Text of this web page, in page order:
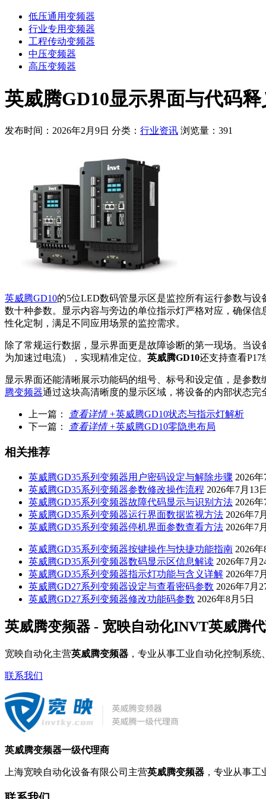
低压通用变频器
行业专用变频器
工程传动变频器
中压变频器
高压变频器
英威腾GD10显示界面与代码释
发布时间：2026年2月9日 分类： 行业资讯 浏览量：391
英威腾GD10的5位LED数码管显示区是监控所有运行参数与
数十种参数。显示内容与旁边的单位指示灯严格对应，确保信
性化定制，满足不同应用场景的监控需求。
除了常规运行数据，显示界面更是故障诊断的第一现场。当
为加速过电流），实现精准定位。 英威腾GD10还支持查看
显示界面还能清晰展示功能码的组号、标号和设定值，是参
腾变频器通过这块高清晰度的显示区域，将设备的内部状态
上一篇： 查看详情 +英威腾GD10状态与指示灯解析
下一篇：
查看详情 +英威腾GD10零隐患布局
相关推荐
英威腾GD35系列变频器用户密码设定与解除步骤 2026
英威腾GD35系列变频器参数修改操作流程 2026年7月13
英威腾GD35系列变频器故障代码显示与识别方法 2026
英威腾GD35系列变频器运行界面数据监视方法 2026年7
英威腾GD35系列变频器停机界面参数查看方法 2026年7
英威腾GD35系列变频器按键操作与快捷功能指南 2026
英威腾GD35系列变频器数码显示区信息解读 2026年7月
英威腾GD35系列变频器指示灯功能与含义详解 2026年7
英威腾GD27系列变频器设定与查看密码参数 2026年7月
英威腾GD27系列变频器修改功能码参数 2026年8月5日
英威腾变频器 - 宽映自动化INVT英威腾
宽映自动化主营英威腾变频器 ，专业从事工业自动化控制系
联系我们
英威腾变频器一级代理商
上海宽映自动化设备有限公司主营英威腾变频器 ，专业从事